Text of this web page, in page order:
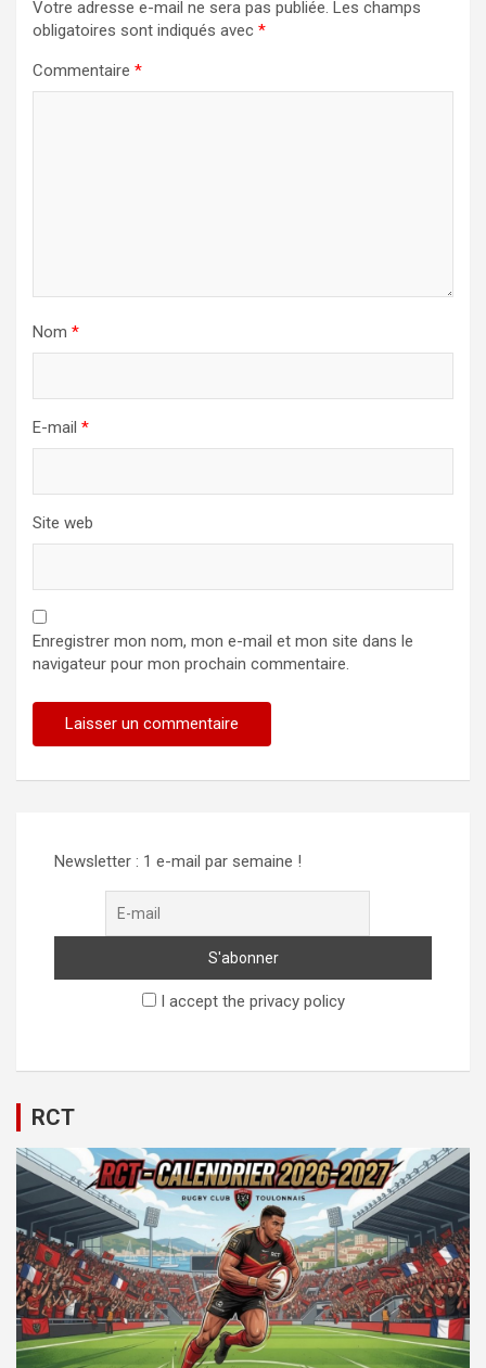
Votre adresse e-mail ne sera pas publiée. Les champs
obligatoires sont indiqués avec *
Commentaire *
Nom *
E-mail *
Site web
Enregistrer mon nom, mon e-mail et mon site dans le
navigateur pour mon prochain commentaire.
Newsletter : 1 e-mail par semaine !
I accept the privacy policy
RCT